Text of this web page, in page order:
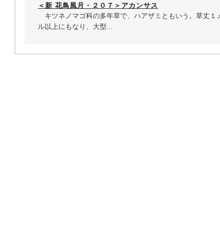
＜新 花鳥風月・２０７＞アカンサス
キツネノマゴ科の多年草で、ハアザミともいう。草丈１
ル以上にもなり、大型...